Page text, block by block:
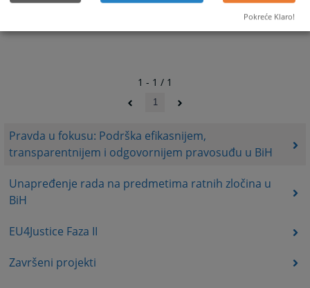
Pravda u fokusu: Podrška efikasnijem,
transparentnijem i odgovornijem pravosuđu u BiH
Unapređenje rada na predmetima ratnih zločina u
BiH
EU4Justice Faza II
Završeni projekti
1 - 1 / 1
1
Pokreće Klaro!